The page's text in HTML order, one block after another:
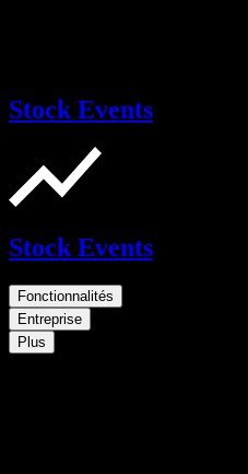
Stock Events
Stock Events
Fonctionnalités
Entreprise
Plus